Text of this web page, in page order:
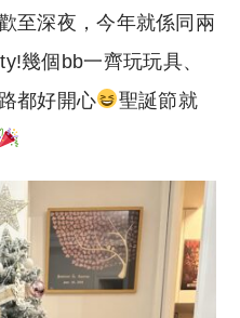
至深夜，今年就係同兩
幾個bb一齊玩玩具、
都好開心
聖誕節就